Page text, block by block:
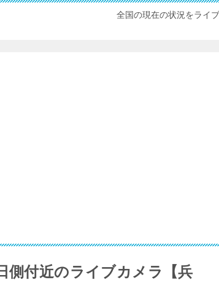
全国の現在の状況をライ
側付近のライブカメラ【兵